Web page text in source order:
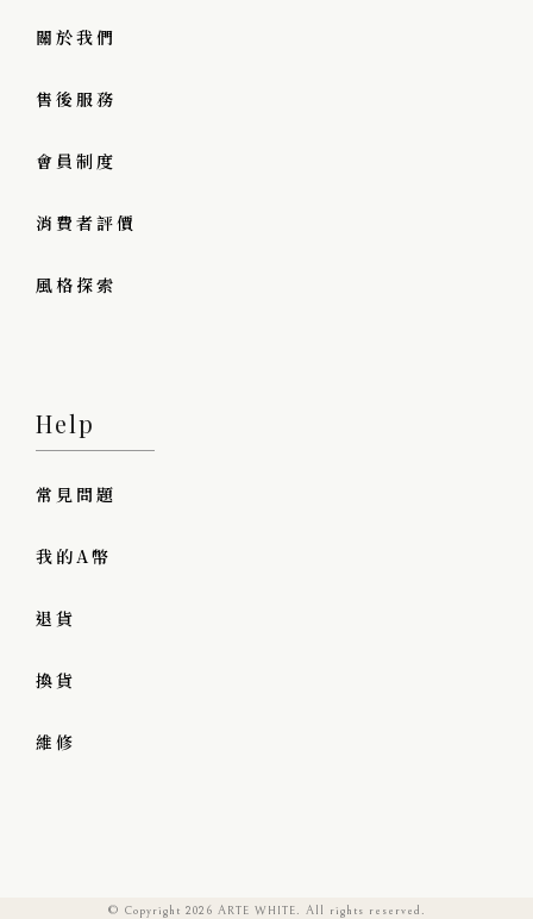
關於我們
售後服務
會員制度
消費者評價
風格探索
Help
常見問題
我的A幣
退貨
換貨
維修
© Copyright 2026 ARTE WHITE. All rights reserved.